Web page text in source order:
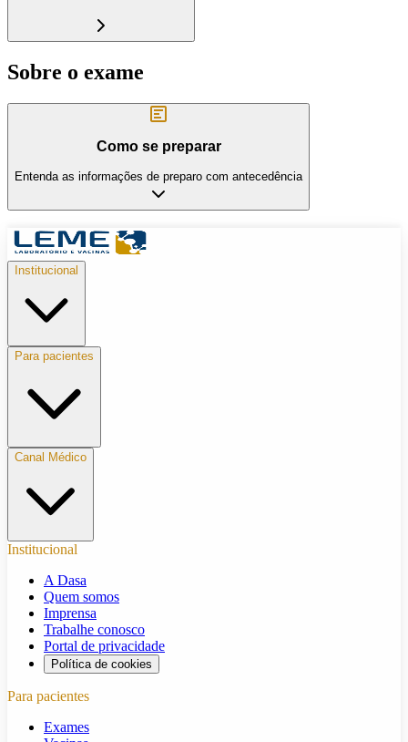
Sobre o exame
Como se preparar
Entenda as informações de preparo com antecedência
Institucional
Para pacientes
Canal Médico
Institucional
A Dasa
Quem somos
Imprensa
Trabalhe conosco
Portal de privacidade
Política de cookies
Para pacientes
Exames